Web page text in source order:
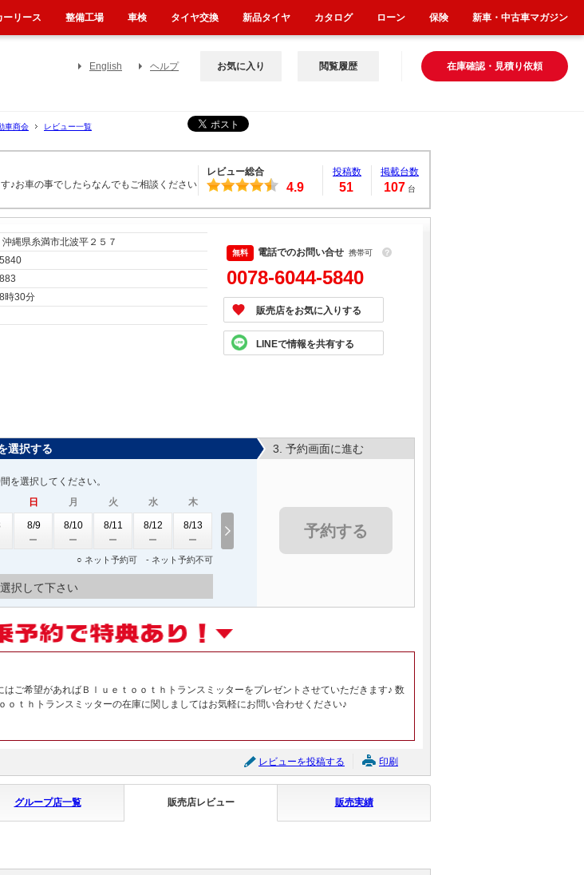
English ヘルプ 在庫確認・見積り依頼
お気に入り 閲覧履歴
車商会
レビュー一覧
♪お車の事でしたらなんでもご相談ください
レビュー総合
4.9
投稿数
51
掲載台数
107 台
縄県糸満市北波平２５７
時30分
電話でのお問い合せ 携帯可 ？
0078-6044-5840
販売店をお気に入りする
LINEで情報を共有する
選択する
を選択してください。
日
8/9
月
8/10
火
8/11
水
8/12
木
8/13
○ ネット予約可 - ネット予約不可
択して下さい
3. 予約画面に進む
予約する
ご希望があればＢｌｕｅｔｏｏｔｈトランスミッターをプレゼントさせていただきます♪ 数
ｏｔｈトランスミッターの在庫に関しましてはお気軽にお問い合わせください♪
レビューを投稿する 印刷
グループ店一覧 販売店レビュー 販売実績
ーリース 整備工場 車検 タイヤ交換 新品タイヤ カタログ ローン 保険 新車・中古車マガジン